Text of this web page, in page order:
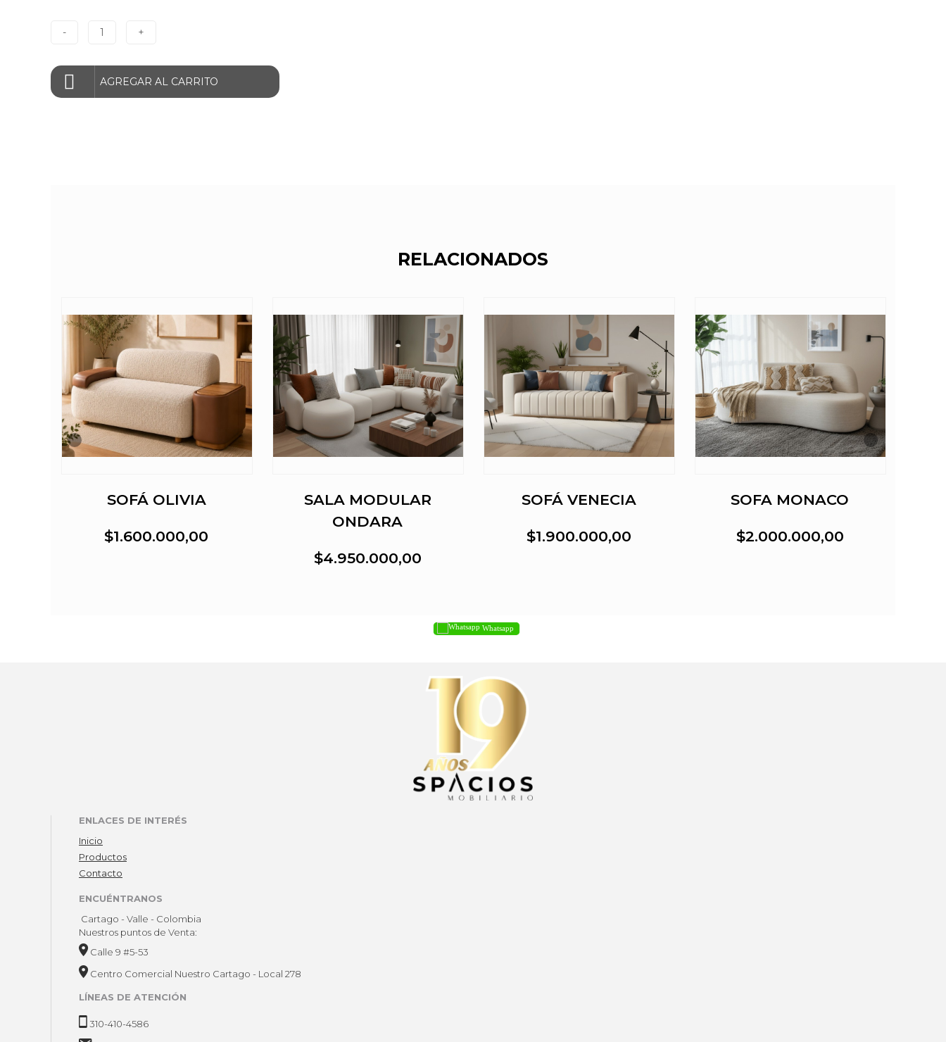
- 1 +
AGREGAR AL CARRITO
RELACIONADOS
SOFÁ OLIVIA
$1.600.000,00
SALA MODULAR
ONDARA
$4.950.000,00
SOFÁ VENECIA
$1.900.000,00
SOFA MONACO
$2.000.000,00
Whatsapp
ENLACES DE INTERÉS
Inicio
Productos
Contacto
ENCUÉNTRANOS
Cartago - Valle - Colombia
Nuestros puntos de Venta:
Calle 9 #5-53
Centro Comercial Nuestro Cartago - Local 278
LÍNEAS DE ATENCIÓN
310-410-4586